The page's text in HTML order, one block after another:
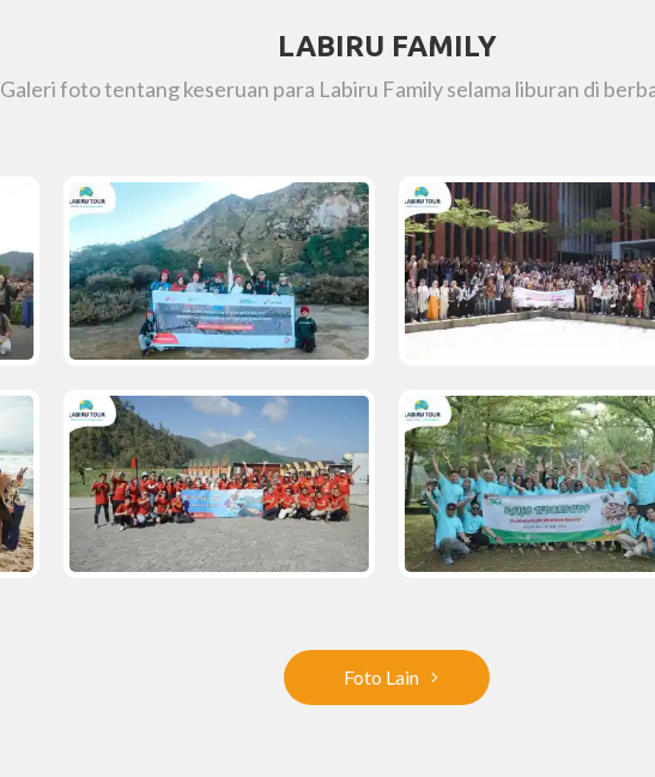
LABIRU FAMILY
Galeri foto tentang keseruan para Labiru Family selama liburan di
Foto Lain